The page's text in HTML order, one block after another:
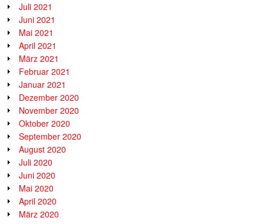
Juli 2021
Juni 2021
Mai 2021
April 2021
März 2021
Februar 2021
Januar 2021
Dezember 2020
November 2020
Oktober 2020
September 2020
August 2020
Juli 2020
Juni 2020
Mai 2020
April 2020
März 2020